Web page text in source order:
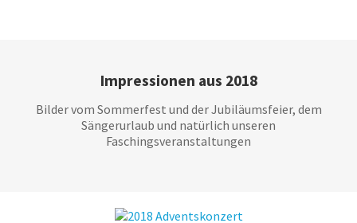
Impressionen aus 2018
Bilder vom Sommerfest und der Jubiläumsfeier, dem
Sängerurlaub und natürlich unseren
Faschingsveranstaltungen